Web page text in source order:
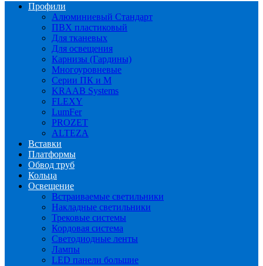
Профили
Алюминиевый Стандарт
ПВХ пластиковый
Для тканевых
Для освещения
Карнизы (Гардины)
Многоуровневые
Серии ПК и М
KRAAB Systems
FLEXY
LumFer
PROZET
ALTEZA
Вставки
Платформы
Обвод труб
Кольца
Освещение
Встраиваемые светильники
Накладные светильники
Трековые системы
Кордовая система
Светодиодные ленты
Лампы
LED панели большие